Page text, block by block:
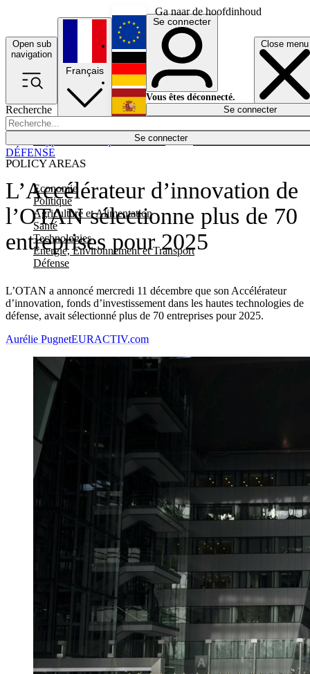
Ga naar de hoofdinhoud
Open sub
navigation
Close menu
Recherche
Se connecter
POLICY AREAS
Economie
Politique
Agriculture et Alimentation
Santé
Technologies
Energie, Environnement et Transport
Défense
Économie
Français
English
Deutsch
Español
Se connecter
Vous êtes déconnecté.
Se connecter
L’Accélérateur d’innovation de
l’OTAN sélectionne plus de 70
entreprises pour 2025
L’OTAN a annoncé mercredi 11 décembre que son Accélérateur
d’innovation, fonds d’investissement dans les hautes technologies de
défense, avait sélectionné plus de 70 entreprises pour 2025.
DÉFENSE
Aurélie PugnetEURACTIV.com